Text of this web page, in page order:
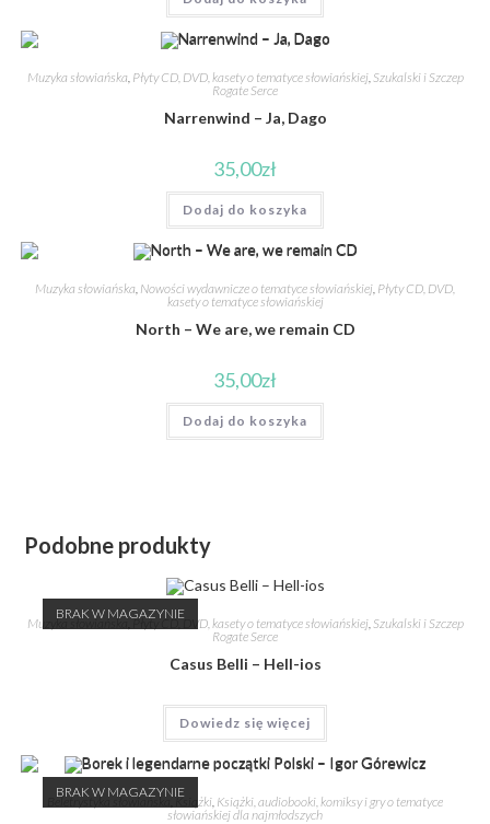
Muzyka słowiańska Płyty CD, DVD, kasety o tematyce słowiańskiej, Szukalski i Szczep
Rogate Serce
Narrenwind – Ja, Dago
35,00zł
Dodaj do koszyka
Muzyka słowiańska Nowości wydawnicze o tematyce słowiańskiej Płyty CD, DVD,
kasety o tematyce słowiańskiej
North – We are, we remain CD
35,00zł
Dodaj do koszyka
Podobne produkty
BRAK W MAGAZYNIE
Muzyka słowiańska,Płyty CD, DVD, kasety o tematyce słowiańskiej, Szukalski i Szczep
Rogate Serce
Casus Belli – Hell-ios
Dowiedz się więcej
BRAK W MAGAZYNIE
Beletrystyka słowiańska ,Książki Książki, audiobooki, komiksy i gry o tematyce
słowiańskiej dla najmłodszych